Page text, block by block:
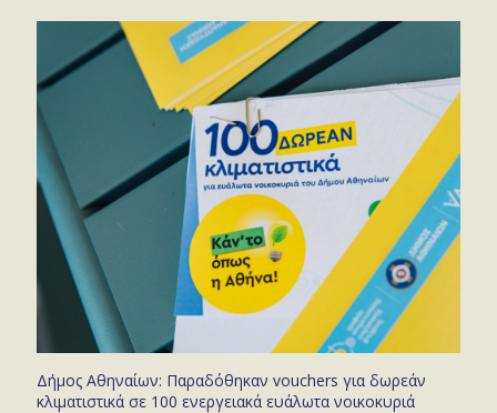
Δήμος Αθηναίων: Παραδόθηκαν vouchers για δωρεάν
κλιματιστικά σε 100 ενεργειακά ευάλωτα νοικοκυριά